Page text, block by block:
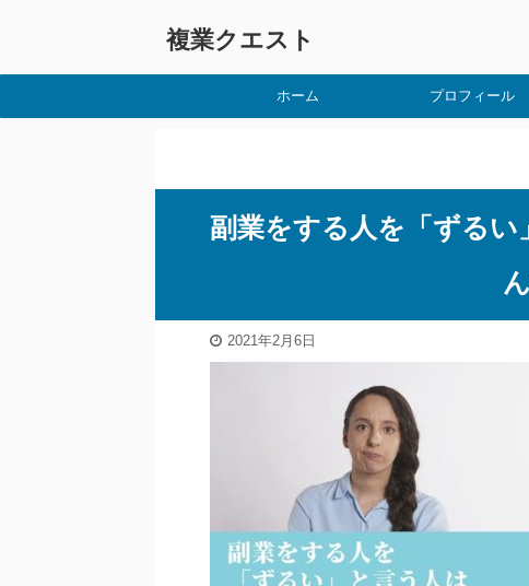
複業クエスト
ホーム プロフィール
副業をする人を「ずる
2021年2月6日